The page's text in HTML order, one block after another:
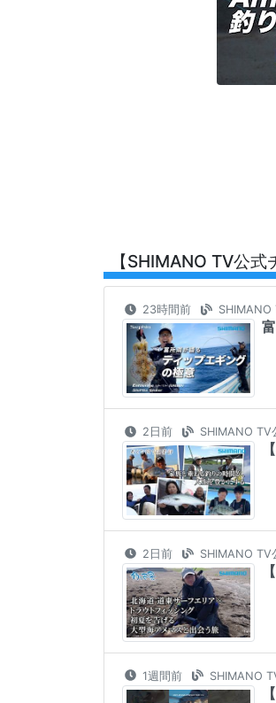
【SHIMANO TV公
23時間前 SHIMANO
2日前 SHIMANO TV
2日前 SHIMANO TV
1週間前 SHIMANO